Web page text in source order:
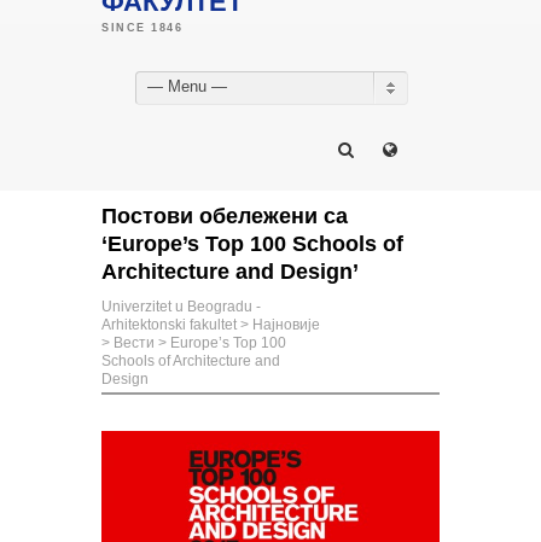
— Menu —
Постови обележени са
‘Europe’s Top 100 Schools of
Architecture and Design’
Univerzitet u Beogradu -
Arhitektonski fakultet > Најновије
> Вести > Europe’s Top 100
Schools of Architecture and
Design